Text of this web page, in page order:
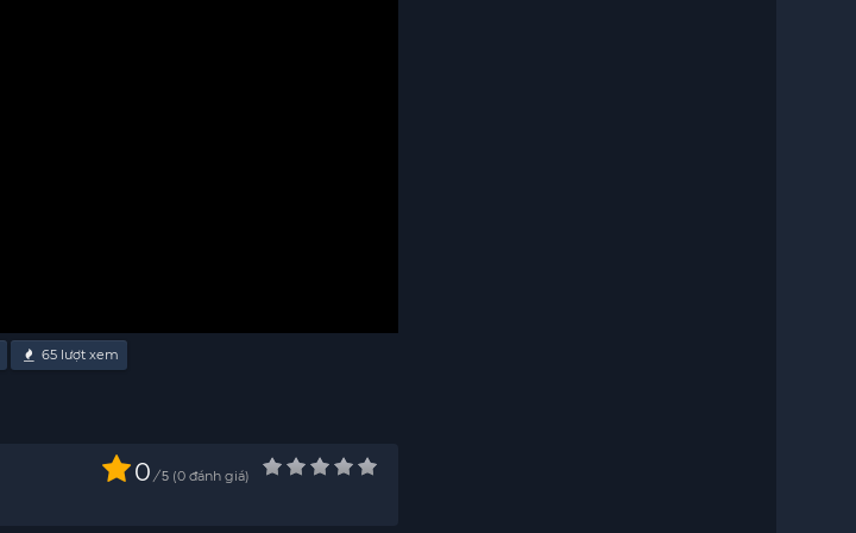
65lượt xem
0 / 5 0 đánh giá